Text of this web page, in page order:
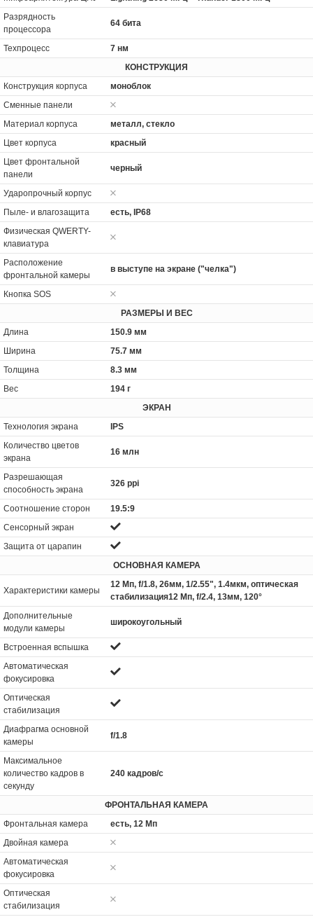
Разрядность
процессора
64 бита
Техпроцесс
7 нм
КОНСТРУКЦИЯ
Конструкция корпуса
моноблок
Сменные панели
Материал корпуса
металл, стекло
Цвет корпуса
красный
Цвет фронтальной
панели
черный
Ударопрочный корпус
Пыле- и влагозащита
есть, IP68
Физическая QWERTY-
клавиатура
Расположение
фронтальной камеры
в выступе на экране ("челка")
Кнопка SOS
РАЗМЕРЫ И ВЕС
Длина
150.9 мм
Ширина
75.7 мм
Толщина
8.3 мм
Вес
194 г
ЭКРАН
Технология экрана
IPS
Количество цветов
экрана
16 млн
Разрешающая
способность экрана
326 ppi
Соотношение сторон
19.5:9
Сенсорный экран
Защита от царапин
ОСНОВНАЯ КАМЕРА
Характеристики камеры
12 Мп, f/1.8, 26мм, 1/2.55", 1.4мкм, оптическая
стабилизация12 Мп, f/2.4, 13мм, 120°
Дополнительные
модули камеры
широкоугольный
Встроенная вспышка
Автоматическая
фокусировка
Оптическая
стабилизация
Диафрагма основной
камеры
f/1.8
Максимальное
количество кадров в
секунду
240 кадров/с
ФРОНТАЛЬНАЯ КАМЕРА
Фронтальная камера
есть, 12 Мп
Двойная камера
Автоматическая
фокусировка
Оптическая
стабилизация